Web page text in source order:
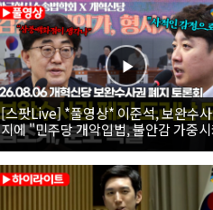
[스팟Live] *풀영상* 이준석, 보완수
지에 "민주당 개악입법, 불안감 가중
26.08.06 개혁신당 보완수사권 폐지 토